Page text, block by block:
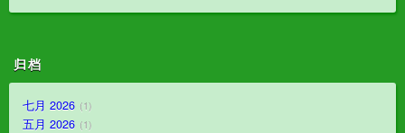
归档
七月 2026 1
五月 2026 1